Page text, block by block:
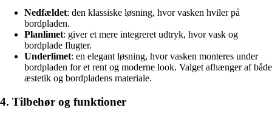
Nedfældet: den klassiske løsning, hvor vasken hviler på
bordpladen.
Planlimet: giver et mere integreret udtryk, hvor vask og
bordplade flugter.
Underlimet: en elegant løsning, hvor vasken monteres under
bordpladen for et rent og moderne look. Valget afhænger af både
æstetik og bordpladens materiale.
4. Tilbehør og funktioner